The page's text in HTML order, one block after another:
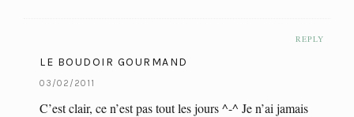
REPLY
LE BOUDOIR GOURMAND
03/02/2011
C’est clair, ce n’est pas tout les jours ^-^ Je n’ai jamais